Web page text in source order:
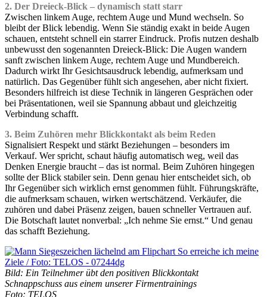
2. Der Dreieck-Blick – dynamisch statt starr
Zwischen linkem Auge, rechtem Auge und Mund wechseln. So
bleibt der Blick lebendig. Wenn Sie ständig exakt in beide Augen
schauen, entsteht schnell ein starrer Eindruck. Profis nutzen deshalb
unbewusst den sogenannten Dreieck-Blick: Die Augen wandern
sanft zwischen linkem Auge, rechtem Auge und Mundbereich.
Dadurch wirkt Ihr Gesichtsausdruck lebendig, aufmerksam und
natürlich. Das Gegenüber fühlt sich angesehen, aber nicht fixiert.
Besonders hilfreich ist diese Technik in längeren Gesprächen oder
bei Präsentationen, weil sie Spannung abbaut und gleichzeitig
Verbindung schafft.
3. Beim Zuhören mehr Blickkontakt als beim Reden
Signalisiert Respekt und stärkt Beziehungen – besonders im
Verkauf. Wer spricht, schaut häufig automatisch weg, weil das
Denken Energie braucht – das ist normal. Beim Zuhören hingegen
sollte der Blick stabiler sein. Denn genau hier entscheidet sich, ob
Ihr Gegenüber sich wirklich ernst genommen fühlt. Führungskräfte,
die aufmerksam schauen, wirken wertschätzend. Verkäufer, die
zuhören und dabei Präsenz zeigen, bauen schneller Vertrauen auf.
Die Botschaft lautet nonverbal: „Ich nehme Sie ernst.“ Und genau
das schafft Beziehung.
Bild: Ein Teilnehmer übt den positiven Blickkontakt
Schnappschuss aus einem unserer Firmentrainings
Foto: TELOS